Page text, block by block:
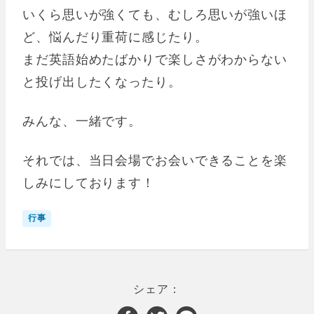
いくら思いが強くても、むしろ思いが強いほ
ど、悩んだり重荷に感じたり。
まだ英語始めたばかりで楽しさがわからない
と投げ出したくなったり。
みんな、一緒です。
それでは、当日会場でお会いできることを楽
しみにしております！
行事
シェア：